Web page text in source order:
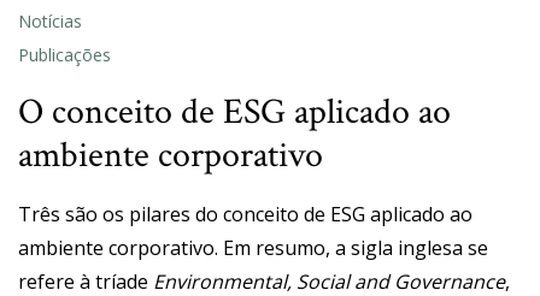
Notícias
Publicações
O conceito de ESG aplicado ao
ambiente corporativo
Três são os pilares do conceito de ESG aplicado ao
ambiente corporativo. Em resumo, a sigla inglesa se
refere à tríade Environmental, Social and Governance,